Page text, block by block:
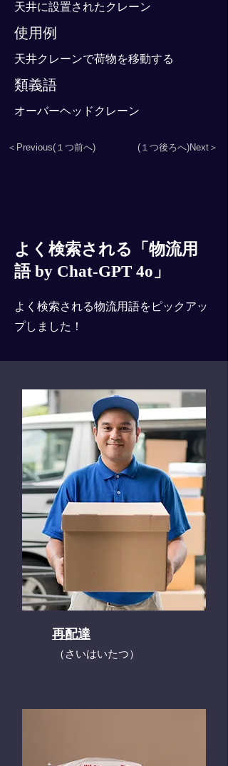
天井に設置されたクレーン
使用例
天井クレーンで荷物を移動する
類義語
オーバーヘッドクレーン
＜Previous(１つ前へ) (１つ後ろへ)Next＞
よく検索される「物流用
語 by Chat-GPT 4o」
よく検索される物流用語をピックアッ
プしました！
再配達
​（さいはいたつ）